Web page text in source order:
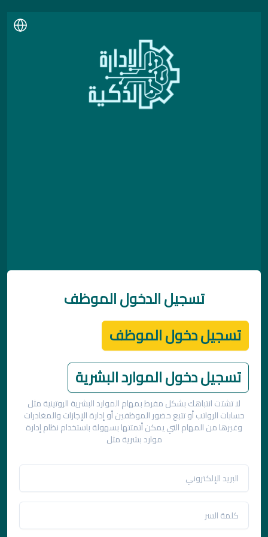
تسجيل الدخول الموظف
تسجيل دخول الموظف
تسجيل دخول الموارد البشرية
لا تشتت انتباهك بشكل مفرط بمهام الموارد البشرية الروتينية مثل
حسابات الرواتب أو تتبع حضور الموظفين أو إدارة الإجازات والمغادرات
وغيرها من المهام التي يمكن أتمتتها بسهولة باستخدام نظام إدارة
موارد بشرية مثل